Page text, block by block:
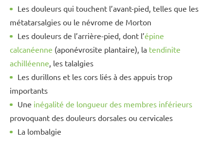
Les douleurs qui touchent l’avant-pied, telles que les
métatarsalgies ou le névrome de Morton
Les douleurs de l’arrière-pied, dont l’épine
calcanéenne (aponévrosite plantaire), la tendinite
achilléenne , les talalgies
Les durillons et les cors liés à des appuis trop
importants
Une inégalité de longueur des membres inférieurs
provoquant des douleurs dorsales ou cervicales
La lombalgie